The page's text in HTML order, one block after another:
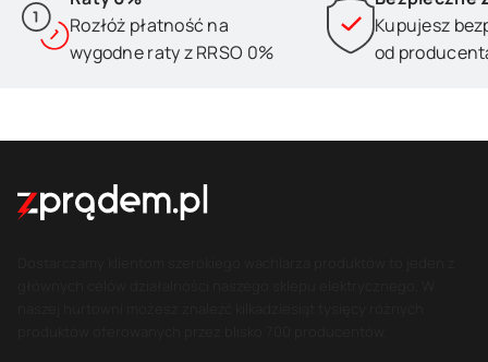
Rozłóż płatność na
wygodne raty z RRSO 0%
Kupujesz
od